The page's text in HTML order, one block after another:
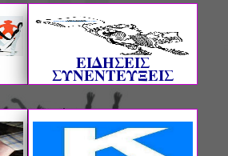
ΕΙΔΗΣΕΙΣ
ΣΥΝΕΝΤΕΥΞΕΙΣ